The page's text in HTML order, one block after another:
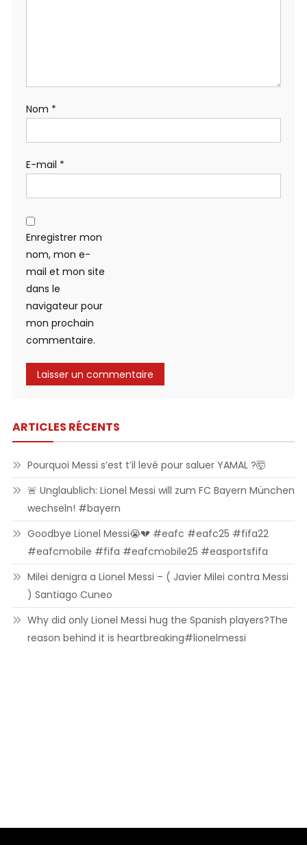
Nom *
E-mail *
Enregistrer mon
nom, mon e-
mail et mon site
dans le
navigateur pour
mon prochain
commentaire.
ARTICLES RÉCENTS
Pourquoi Messi s’est t’il levé pour saluer YAMAL ?🤯
🚨 Unglaublich: Lionel Messi will zum FC Bayern München
wechseln! #bayern
Goodbye Lionel Messi😭💔 #eafc #eafc25 #fifa22
#eafcmobile #fifa #eafcmobile25 #easportsfifa
Milei denigra a Lionel Messi – ( Javier Milei contra Messi
) Santiago Cuneo
Why did only Lionel Messi hug the Spanish players?The
reason behind it is heartbreaking#lionelmessi